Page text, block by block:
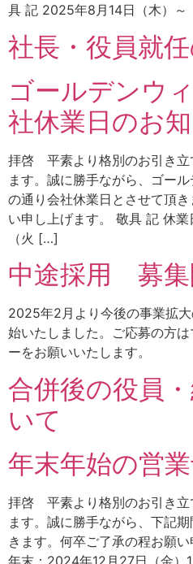
具 記 2025年8月14日（木）
社長・役員就
ゴールデンウ
社休業日のお
拝啓 平素より格別のお引き立
ます。誠に勝手ながら、ゴー
の通り会社休業日とさせて頂
い申し上げます。 敬具 記 休
（火 […]
中途採用 募集
2025年2月より今後の事業拡
始いたしました。ご応募の方
ーをお願いいたします。
合併後の役員
いて
年末年始の営
拝啓 平素より格別のお引き立
ます。誠に勝手ながら、下記
きます。何卒ご了承の程お願
年末：2024年12月27日（金